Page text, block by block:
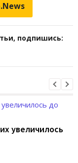
подпишись:
увеличилось